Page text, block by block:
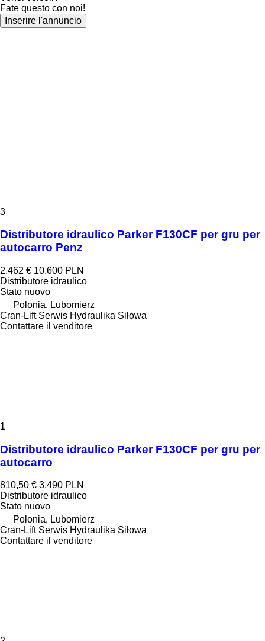
Fate questo con noi!
Inserire l'annuncio
3
Distributore idraulico Parker F130CF per gru per
autocarro Penz
2.462 € 10.600 PLN
Distributore idraulico
Stato nuovo
Polonia, Lubomierz
Cran-Lift Serwis Hydraulika Siłowa
Contattare il venditore
1
Distributore idraulico Parker F130CF per gru per
autocarro
810,50 € 3.490 PLN
Distributore idraulico
Stato nuovo
Polonia, Lubomierz
Cran-Lift Serwis Hydraulika Siłowa
Contattare il venditore